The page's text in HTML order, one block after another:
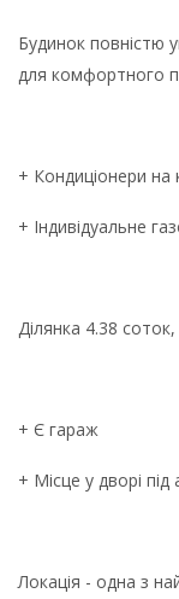
Будинок повністю
для комфортного
+ Кондиціонери на
+ Індивідуальне
Ділянка 4.38
+ Є гараж
+ Місце у дворі
Локація - одна з